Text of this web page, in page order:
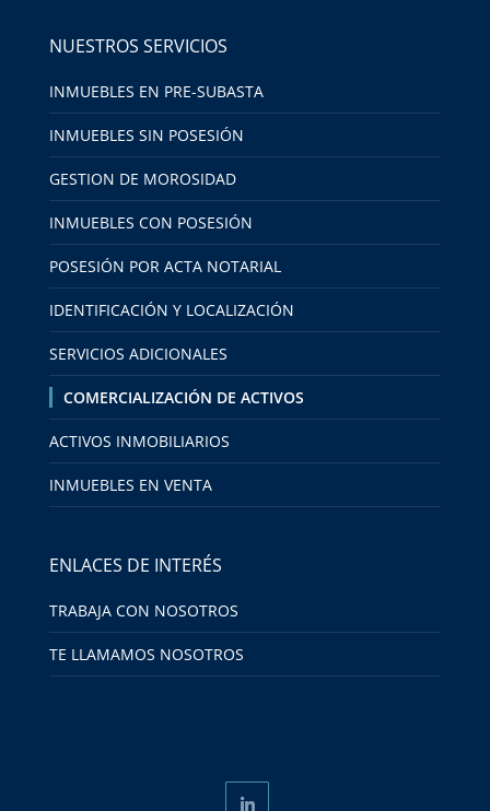
NUESTROS SERVICIOS
INMUEBLES EN PRE-SUBASTA
INMUEBLES SIN POSESIÓN
GESTION DE MOROSIDAD
INMUEBLES CON POSESIÓN
POSESIÓN POR ACTA NOTARIAL
IDENTIFICACIÓN Y LOCALIZACIÓN
SERVICIOS ADICIONALES
COMERCIALIZACIÓN DE ACTIVOS
ACTIVOS INMOBILIARIOS
INMUEBLES EN VENTA
ENLACES DE INTERÉS
TRABAJA CON NOSOTROS
TE LLAMAMOS NOSOTROS